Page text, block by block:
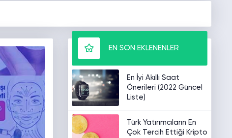
EN SON EKLENENLER
En İyi Akıllı Saat
Önerileri (2022 Güncel
Liste)
Türk Yatırımcıların En
Çok Tercih Ettiği Kripto